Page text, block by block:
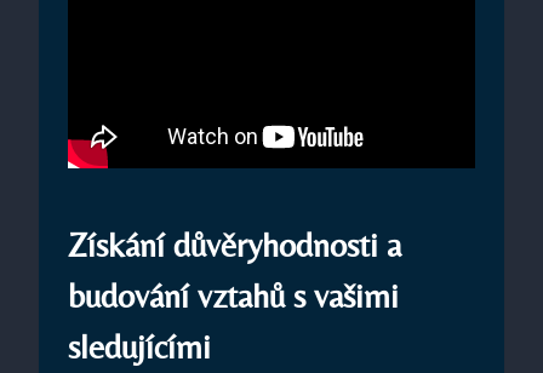
Získání důvěryhodnosti a
budování vztahů s vašimi
sledujícími